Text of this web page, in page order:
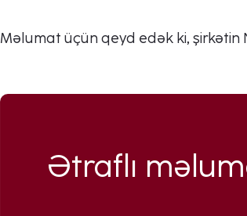
Məlumat üçün qeyd edək ki, şirkətin
Ətraflı